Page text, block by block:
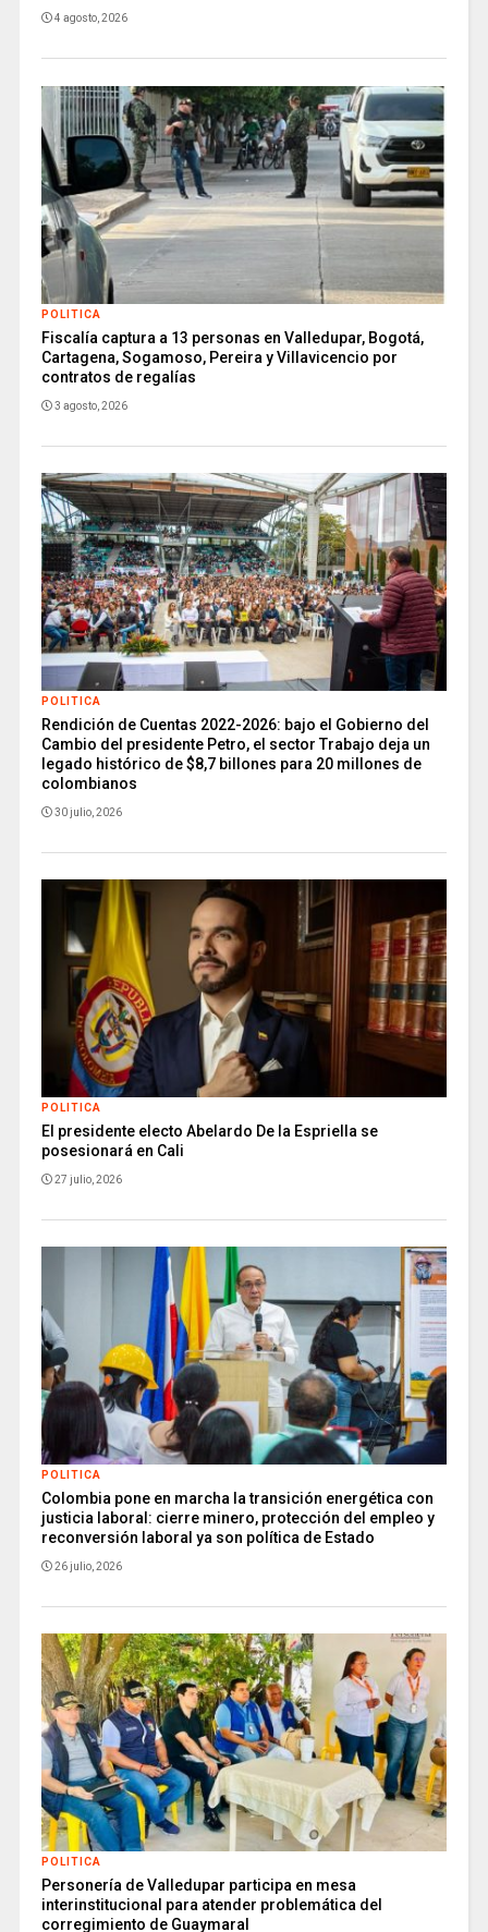
4 agosto, 2026
POLITICA
Fiscalía captura a 13 personas en Valledupar, Bogotá,
Cartagena, Sogamoso, Pereira y Villavicencio por
contratos de regalías
3 agosto, 2026
POLITICA
Rendición de Cuentas 2022-2026: bajo el Gobierno del
Cambio del presidente Petro, el sector Trabajo deja un
legado histórico de $8,7 billones para 20 millones de
colombianos
30 julio, 2026
POLITICA
El presidente electo Abelardo De la Espriella se
posesionará en Cali
27 julio, 2026
POLITICA
Colombia pone en marcha la transición energética con
justicia laboral: cierre minero, protección del empleo y
reconversión laboral ya son política de Estado
26 julio, 2026
POLITICA
Personería de Valledupar participa en mesa
interinstitucional para atender problemática del
corregimiento de Guaymaral